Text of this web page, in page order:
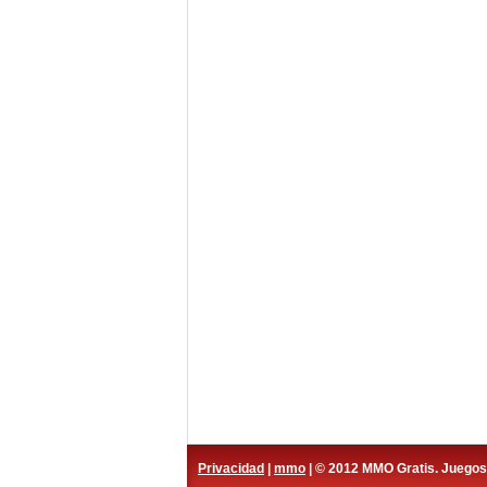
Privacidad mmo | © 2012 MMO Gratis.